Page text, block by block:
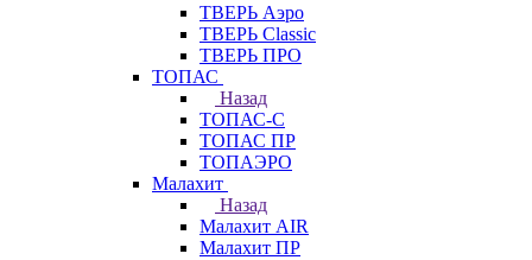
ТВЕРЬ Аэро
ТВЕРЬ Classic
ТВЕРЬ ПРО
ТОПАС
Назад
ТОПАС-С
ТОПАС ПР
ТОПАЭРО
Малахит
Назад
Малахит AIR
Малахит ПР